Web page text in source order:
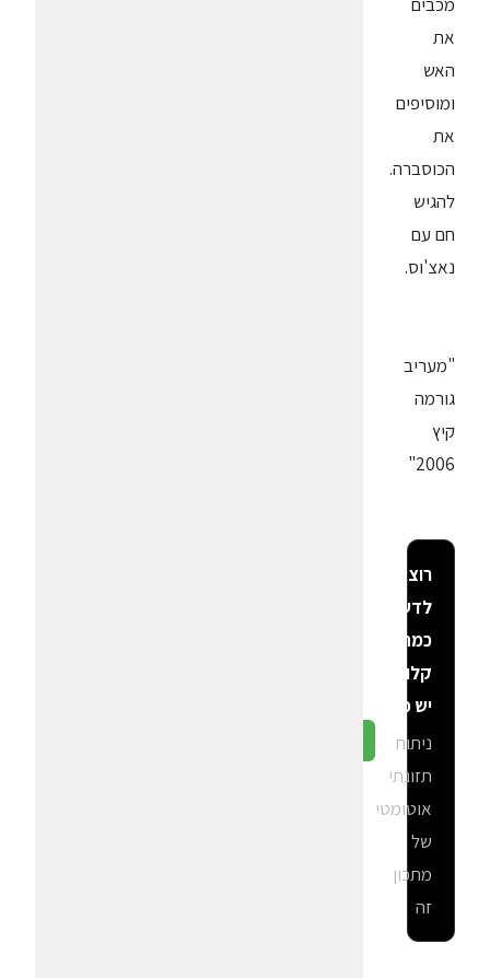
את
האש
ומוסיפים
את
הכוסברה.
להגיש
חם עם
נאצ'וס.
"מעריב
גורמה
קיץ
2006"
רוצה
לדעת
כמה
קלוריות
יש פה?
ניתוח
תזונתי
אוטומטי
של
מתכון
זה